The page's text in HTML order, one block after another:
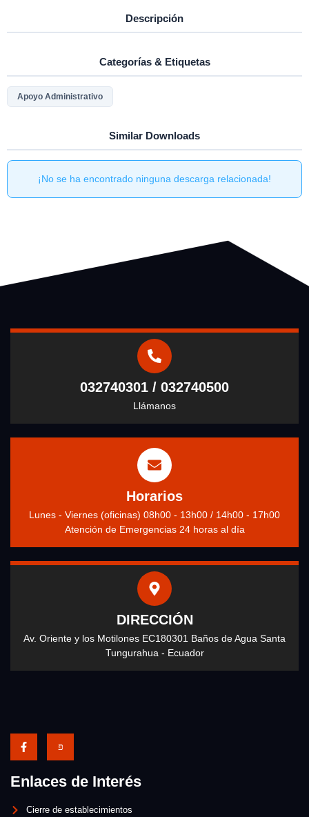
Descripción
Categorías & Etiquetas
Apoyo Administrativo
Similar Downloads
¡No se ha encontrado ninguna descarga relacionada!
032740301 / 032740500
Llámanos
Horarios
Lunes - Viernes (oficinas) 08h00 - 13h00 / 14h00 - 17h00
Atención de Emergencias 24 horas al día
DIRECCIÓN
Av. Oriente y los Motilones EC180301 Baños de Agua Santa
Tungurahua - Ecuador
Enlaces de Interés
Cierre de establecimientos